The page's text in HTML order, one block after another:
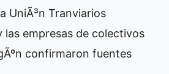
UniÃ³n Tranviarios
las empresas de colectivos
confirmaron fuentes